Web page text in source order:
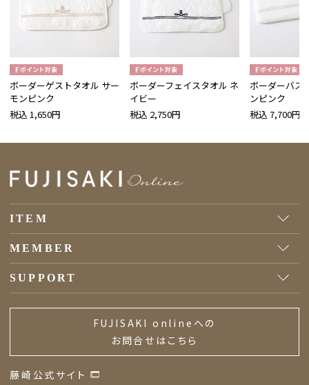
ボーダーゲストタオル サー
モンピンク
税込 1,650円
ボーダーフェイスタオル ネ
イビー
税込 2,750円
ボーダーバス
ンピンク
税込 7,700円
ITEM
MEMBER
SUPPORT
FUJISAKI onlineへの
お問合せはこちら
藤崎公式サイト